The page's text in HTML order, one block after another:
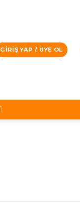
GIRIŞ YAP / ÜYE OL